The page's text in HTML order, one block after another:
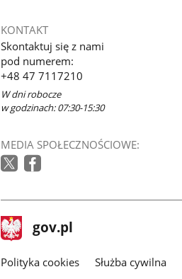
KONTAKT
Skontaktuj się z nami
pod numerem:
+48 47 7117210
W dni robocze
w godzinach: 07:30-15:30
MEDIA SPOŁECZNOŚCIOWE:
stopka
gov.pl Strona
gov.pl
gov.pl
Polityka cookies Służba cywilna